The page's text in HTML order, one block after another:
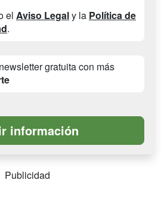
el Aviso Legaly la Política de
.
gratuita con más
Publicidad